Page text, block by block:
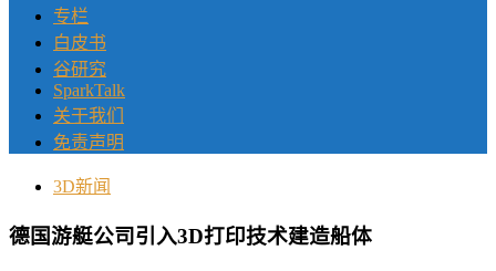
专栏
白皮书
谷研究
SparkTalk
关于我们
免责声明
3D新闻
德国游艇公司引入3D打印技术建造船体